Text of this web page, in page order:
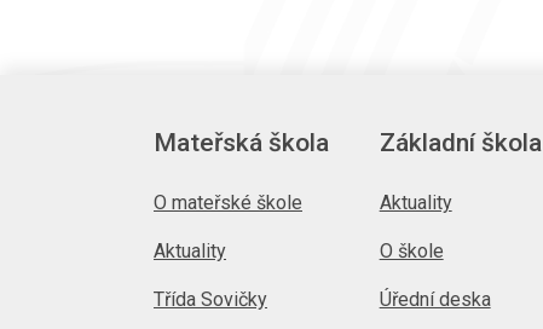
Mateřská škola
O mateřské škole
Aktuality
Třída Sovičky
Základní škola
Aktuality
O škole
Úřední deska